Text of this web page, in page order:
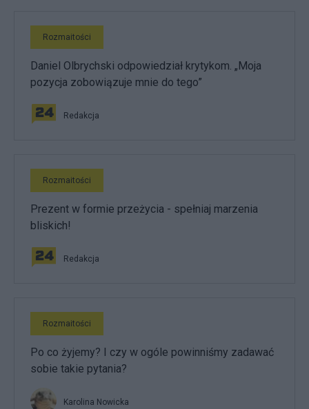
Rozmaitości
Daniel Olbrychski odpowiedział krytykom. „Moja
pozycja zobowiązuje mnie do tego”
Redakcja
Rozmaitości
Prezent w formie przeżycia - spełniaj marzenia
bliskich!
Redakcja
Rozmaitości
Po co żyjemy? I czy w ogóle powinniśmy zadawać
sobie takie pytania?
Karolina Nowicka